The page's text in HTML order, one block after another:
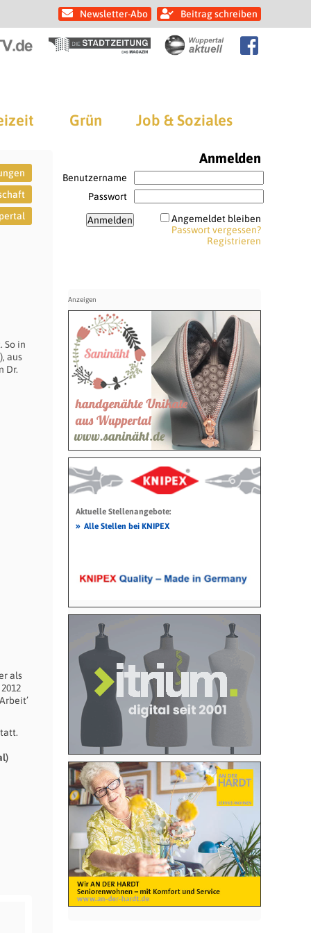
Newsletter-Abo Beitrag schreiben
Grün Job & Soziales
So in
aus
Dr.
als
Anmelden
Benutzername
Passwort
Angemeldet bleiben
Passwort vergessen?
Registrieren
Aktuelle Stellenangebote:
» Alle Stellen bei KNIPEX